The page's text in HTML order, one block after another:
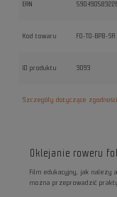
EAN
Kod towaru FO-TO-BPB-SR
ID produktu 3093
Szczegóły dotyczące
Oklejanie roweru
Film edukacyjny, jak należy
można przeprowadzić